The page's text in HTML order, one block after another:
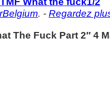
. - Regardez
The Fuck Part 2″ 4